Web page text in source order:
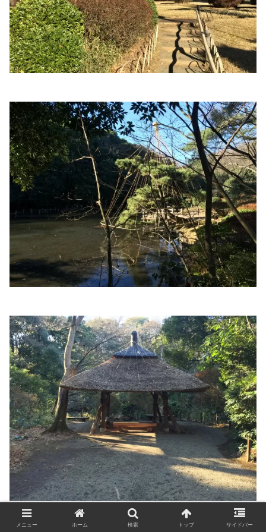
メニュー ホーム 検索 トップ サイドバー